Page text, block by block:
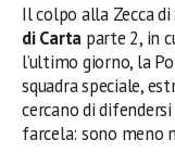
Il colpo alla Zecca
di Carta parte 2, in
l’ultimo giorno, la
squadra speciale,
cercano di
farcela: sono meno